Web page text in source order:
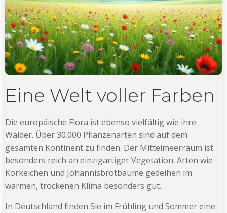
Eine Welt voller Farben
Die europäische Flora ist ebenso vielfältig wie ihre
Wälder. Über 30.000 Pflanzenarten sind auf dem
gesamten Kontinent zu finden. Der Mittelmeerraum ist
besonders reich an einzigartiger Vegetation. Arten wie
Korkeichen und Johannisbrotbäume gedeihen im
warmen, trockenen Klima besonders gut.
In Deutschland finden Sie im Frühling und Sommer eine